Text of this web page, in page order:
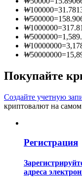
Информация
и т. д.
₩100000=
₩500000=
₩1000000=
₩5000000=
₩10000000=
₩50000000=
Покупайте
Создайте учетную
криптовалют на
Регистрация
адреса